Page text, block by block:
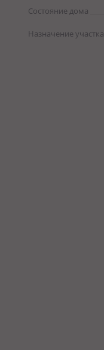
Состояние дома
Назначение участка